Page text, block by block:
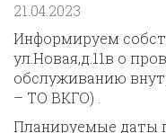
21.04.2023
Информируем
ул.Новая,д.11в о
обслуживанию
– ТО ВКГО) .
Планируемые даты